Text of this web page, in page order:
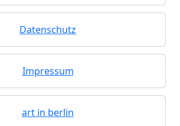
Datenschutz
Impressum
art in berlin